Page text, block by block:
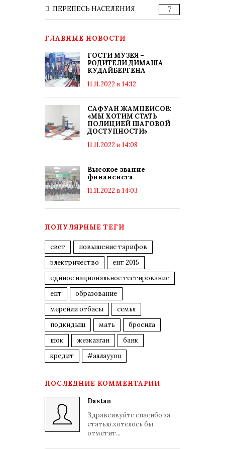
ПЕРЕПЕСЬ НАСЕЛЕНИЯ 7
ГЛАВНЫЕ НОВОСТИ
ГОСТИ МУЗЕЯ –
РОДИТЕЛИ ДИМАША
КУДАЙБЕРГЕНА
11.11.2022 в 14:12
САФУАН ЖАМПЕИСОВ:
«МЫ ХОТИМ СТАТЬ
ПОЛИЦИЕЙ ШАГОВОЙ
ДОСТУПНОСТИ»
11.11.2022 в 14:08
Высокое звание
финансиста
11.11.2022 в 14:03
ПОПУЛЯРНЫЕ ТЕГИ
свет
повышение тарифов
электричество
ент 2015
единое национальное тестирование
ент
образование
мерейли отбасы
семья
подкидыш
мать
бросила
шок
жезказган
банк
кредит
#аялауyou
ПОСЛЕДНИЕ КОММЕНТАРИИ
Dastan
Здравсивуйте спасибо за
статью.хотелось бы
отметит...